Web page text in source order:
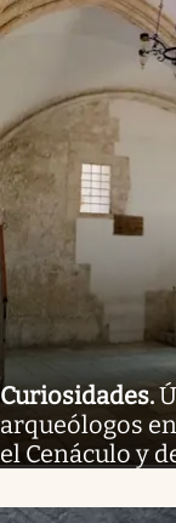
Curiosidades.
arqueólogos
el Cenáculo y